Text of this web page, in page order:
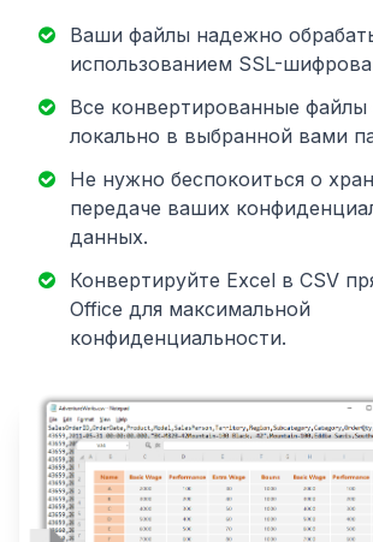
Ваши файлы надежно
использованием SSL-
Все конвертированные файлы
локально в выбранной вами
Не нужно беспокоиться о
передаче ваших
данных.
Конвертируйте Excel в CSV
Office для максимальной
конфиденциальности.